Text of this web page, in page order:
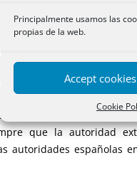
Principalmente usamos las
propias de la web.
Accept cookies
Cookie
o autorizados por
2. A efectos de su
españolas.
públicos extranjeros
podrán ser
que la autoridad
autoridades